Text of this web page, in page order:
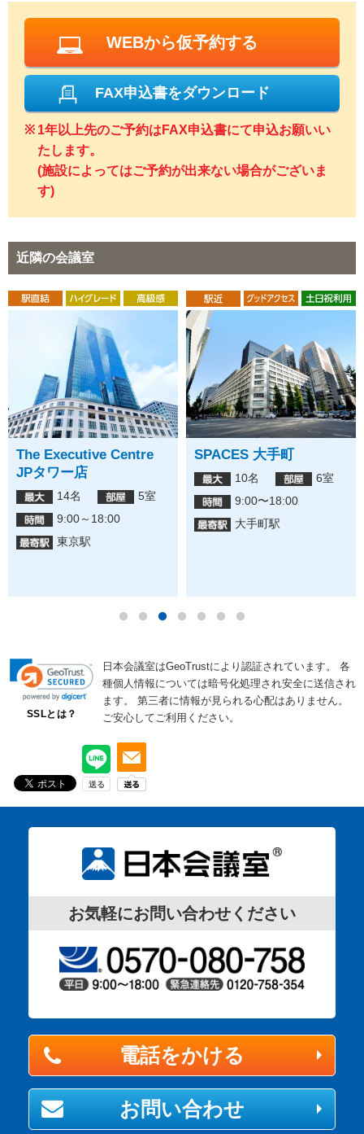
WEBから仮予約する
FAX申込書をダウンロード
1年以上先のご予約はFAX申込書にて申込お願いい
たします。
(施設によってはご予約が出来ない場合がございま
す)
近隣の会議室
The Executive Centre
JPタワー店
14名
5室
9:00～18:00
東京駅
SPACES 大手町
10名
6室
9:00〜18:00
大手町駅
SSLとは？
日本会議室はGeoTrustにより認証されています。
各
種個人情報については暗号化処理され安全に送信され
ます。
第三者に情報が見られる心配はありません。
ご安心してご利用ください。
お気軽にお問い合わせください
電話をかける
お問い合わせ